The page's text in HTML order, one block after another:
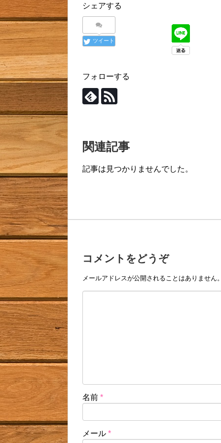
シェアする
ツイート
フォローする
関連記事
記事は見つかりませんでした。
コメントをどうぞ
メールアドレスが公開されることはありません
名前 *
メール *